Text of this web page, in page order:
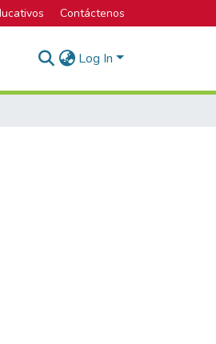
Contáctenos
Log In